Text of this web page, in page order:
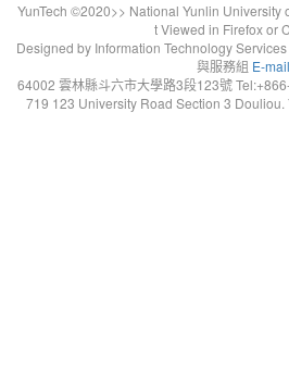
YunTech ©2020>> National Yunlin University
t Viewed in Firefox or
Designed by Information Technology
與服務組 E-mail
64002 雲林縣斗六市大學路3段123號
719 123 University Road Section 3 Douliou.